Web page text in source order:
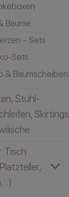
Bäume
- Sets
Sets
& Baumscheiben
Stuhl-
Skirtings
Tisch